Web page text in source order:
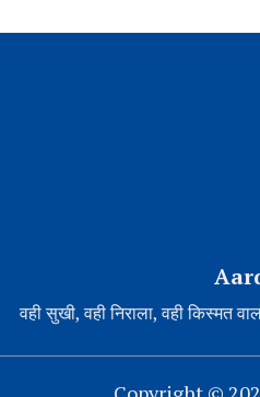
वही सुखी, वही निराला, वही किस्मत